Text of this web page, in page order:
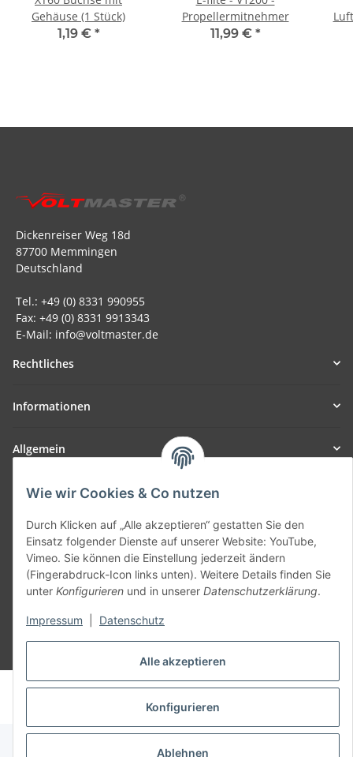
Alle akzeptieren
Konfigurieren
Ablehnen
Wie wir Cookies & Co nutzen
Durch Klicken auf „Alle akzeptieren“ gestatten Sie den
Einsatz folgender Dienste auf unserer Website: YouTube,
Vimeo. Sie können die Einstellung jederzeit ändern
(Fingerabdruck-Icon links unten). Weitere Details finden Sie
unter Konfigurieren und in unserer Datenschutzerklärung.
Impressum Datenschutz
Gehäuse (1 Stück)
1,19 € *
Propellermitnehmer
11,99 € *
Dickenreiser Weg 18d
87700 Memmingen
Deutschland
Tel.: +49 (0) 8331 990955
Fax: +49 (0) 8331 9913343
E-Mail: info@voltmaster.de
Rechtliches
Informationen
Allgemein
Teil unseres Netzwerks:
Vertrag widerrufen
© voltmaster.de
Powered byJTL-Shop